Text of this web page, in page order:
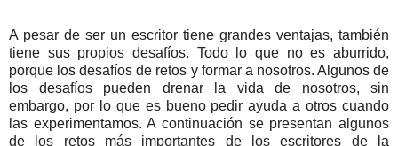
A pesar de ser un escritor tiene grandes ventajas, también
tiene sus propios desafíos. Todo lo que no es aburrido,
porque los desafíos de retos y formar a nosotros. Algunos de
los desafíos pueden drenar la vida de nosotros, sin
embargo, por lo que es bueno pedir ayuda a otros cuando
las experimentamos. A continuación se presentan algunos
de los retos más importantes de los escritores de la